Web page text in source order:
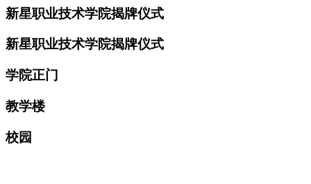
新星职业技术学院揭牌仪式
新星职业技术学院揭牌仪式
学院正门
教学楼
校园